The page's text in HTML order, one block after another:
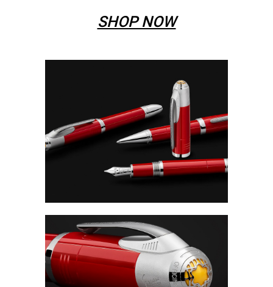
SHOP NOW